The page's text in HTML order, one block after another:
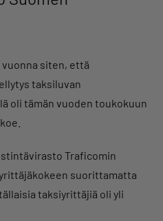
siten, että
taksiluvan
oli tämän vuoden toukokuun
Traficomin
suorittamatta
taksiyrittäjiä oli yli